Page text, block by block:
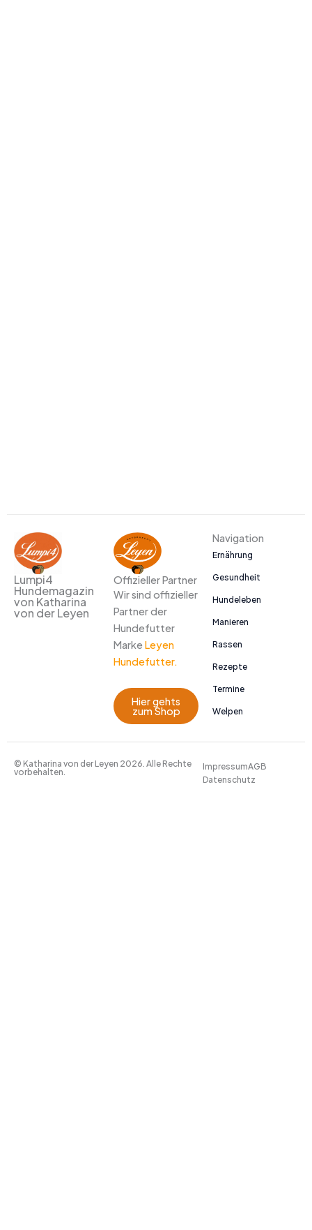
Lumpi4
Hundemagazin
von Katharina
von der Leyen
Offizieller Partner
Wir sind offizieller
Partner der
Hundefutter
Marke Leyen
Hundefutter.
Hier gehts
zum Shop
Navigation
Ernährung
Gesundheit
Hundeleben
Manieren
Rassen
Rezepte
Termine
Welpen
© Katharina von der Leyen 2026. Alle Rechte
vorbehalten.
ImpressumAGB
Datenschutz